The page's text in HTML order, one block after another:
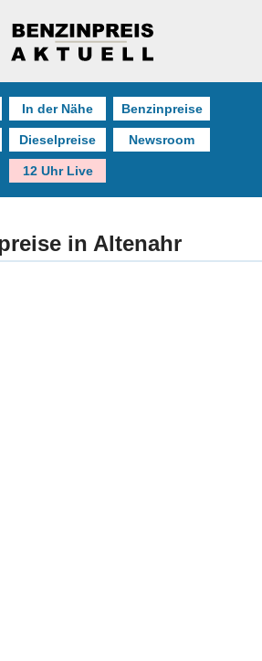
In der Nähe Benzinpreise
Dieselpreise Newsroom
12 Uhr Live
in Altenahr